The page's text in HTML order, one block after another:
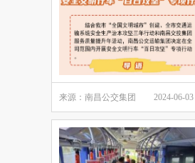
来源：南昌公交集团 2024-06-03